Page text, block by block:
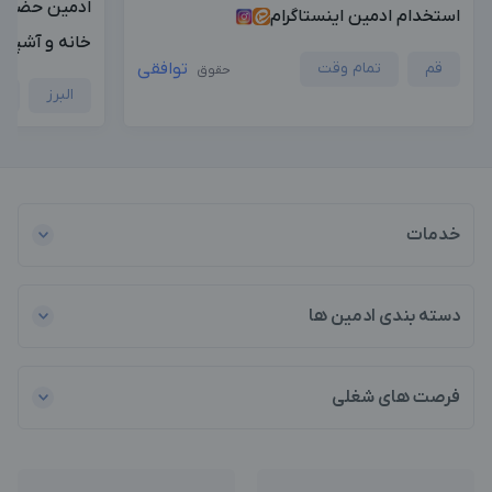
استخدام ادمین اینستاگرام
قم تمام وقت حقوق توافقی
ادمین
خانه و
البرز
خدمات
دسته بندی ادمین ها
فرصت های شغلی